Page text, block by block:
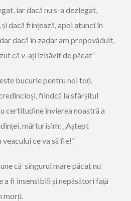
iar dacă nu s-a dezlegat,
dacă ființează, apoi atunci în
dacă în zadar am propovăduit,
că v-ați izbăvit de păcat”
bucurie pentru noi toți,
fiindcă la sfârșitul
certitudine învierea noastră a
mărturisim: „Aștept
ce va să fie!”
că singurul mare păcat nu
a fi insensibili și nepăsători față
morți.